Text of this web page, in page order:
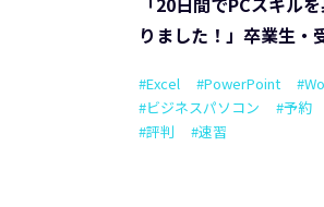
りました！」卒業生・
#Excel #PowerPoint
#ビジネスパソコン
#予約
#評判
#速習